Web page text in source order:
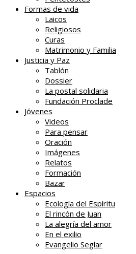
Formas de vida
Laicos
Religiosos
Curas
Matrimonio y Familia
Justicia y Paz
Tablón
Dossier
La postal solidaria
Fundación Proclade
Jóvenes
Videos
Para pensar
Oración
Imágenes
Relatos
Formación
Bazar
Espacios
Ecología del Espíritu
El rincón de Juan
La alegría del amor
En el exilio
Evangelio Seglar